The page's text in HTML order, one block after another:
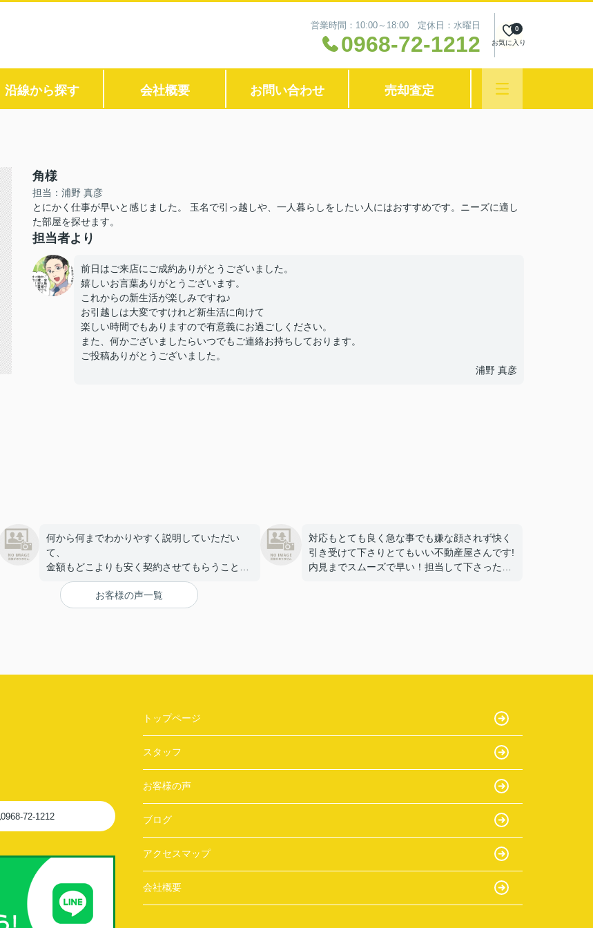
営業時間：10:00～18:00 定休日：水曜日
0968-72-1212 お気に入り
0
沿線から探す 会社概要 お問い合わせ 売却査定
角様
担当：浦野 真彦
とにかく仕事が早いと感じました。 玉名で引っ越しや、一人暮らしをしたい人にはおすすめです。ニーズに適し
た部屋を探せます。
担当者より
前日はご来店にご成約ありがとうございました。
嬉しいお言葉ありがとうございます。
これからの新生活が楽しみですね♪
お引越しは大変ですけれど新生活に向けて
楽しい時間でもありますので有意義にお過ごしください。
また、何かございましたらいつでもご連絡お持ちしております。
ご投稿ありがとうございました。
浦野 真彦
何から何までわかりやすく説明していただい
て、
金額もどこよりも安く契約させてもらうことが
できました！同じ物件で3社ぐらいお問い合わ
せして
きいろ不動産が圧倒的に安かったので、とても
対応もとても良く急な事でも嫌な顔されず快く
引き受けて下さりとてもいい不動産屋さんです!
内見までスムーズで早い！担当して下さった方
お客様の声一覧
0968-72-1212
トップページ
スタッフ
お客様の声
ブログ
アクセスマップ
会社概要